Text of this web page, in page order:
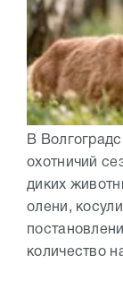
В
охотничий
диких
олени,
количество